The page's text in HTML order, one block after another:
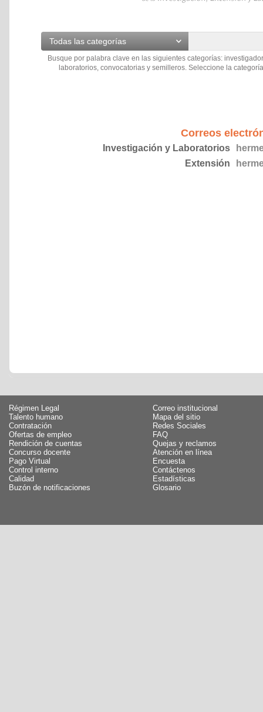
Todas las categorías
Busque por palabra clave en las siguientes categorías:
laboratorios, convocatorias y semilleros. Seleccione la
Correos
Investigación y Laboratorios
Extensión
Régimen Legal
Talento humano
Contratación
Ofertas de empleo
Rendición de cuentas
Concurso docente
Pago Virtual
Control interno
Calidad
Buzón de notificaciones
Correo institucional
Mapa del sitio
Redes Sociales
FAQ
Quejas y reclamos
Atención en línea
Encuesta
Contáctenos
Estadísticas
Glosario